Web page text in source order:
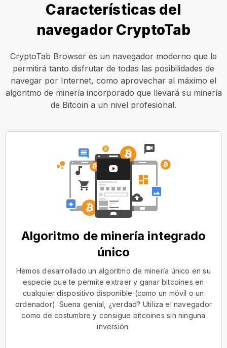
Características del
navegador CryptoTab
CryptoTab Browser es un navegador moderno que le
permitirá tanto disfrutar de todas las posibilidades de
navegar por Internet, como aprovechar al máximo el
algoritmo de minería incorporado que llevará su minería
de Bitcoin a un nivel profesional.
Algoritmo de minería integrado
único
Hemos desarrollado un algoritmo de minería único en su
especie que te permite extraer y ganar bitcoines en
cualquier dispositivo disponible (como un móvil o un
ordenador). Suena genial, ¿verdad? Utiliza el navegador
como de costumbre y consigue bitcoines sin ninguna
inversión.